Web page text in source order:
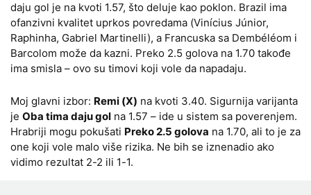
daju gol je na kvoti 1.57, što deluje kao poklon. Brazil ima
ofanzivni kvalitet uprkos povredama (Vinícius Júnior,
Raphinha, Gabriel Martinelli), a Francuska sa Dembéléom i
Barcolom može da kazni. Preko 2.5 golova na 1.70 takođe
ima smisla – ovo su timovi koji vole da napadaju.
Moj glavni izbor: Remi (X) na kvoti 3.40. Sigurnija varijanta
je Oba tima daju gol na 1.57 – ide u sistem sa poverenjem.
Hrabriji mogu pokušati Preko 2.5 golova na 1.70, ali to je za
one koji vole malo više rizika. Ne bih se iznenadio ako
vidimo rezultat 2-2 ili 1-1.